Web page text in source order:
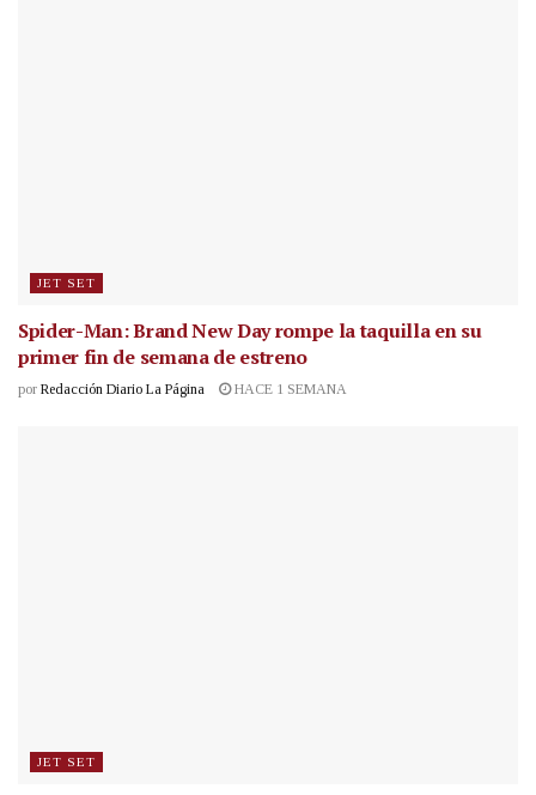
JET SET
Spider-Man: Brand New Day rompe la taquilla en su
primer fin de semana de estreno
por Redacción Diario La Página HACE 1 SEMANA
JET SET